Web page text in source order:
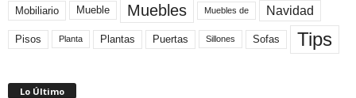
Mobiliario Mueble Muebles Muebles de Navidad
Pisos Planta Plantas Puertas Sillones Sofas Tips
Lo Último